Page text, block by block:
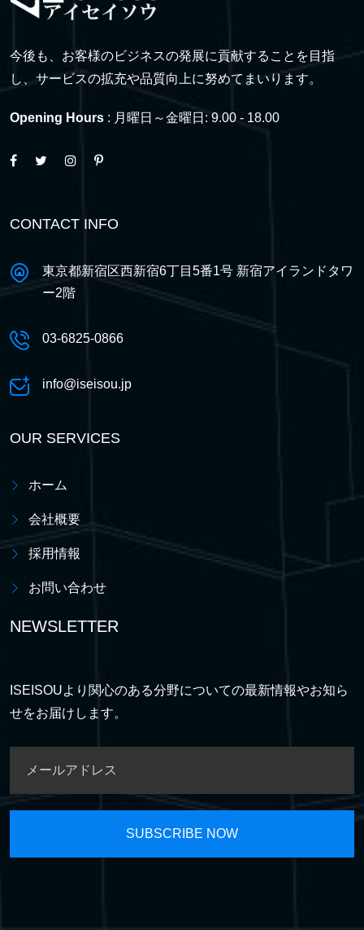
今後も、お客様のビジネスの発展に貢献することを目指
し、サービスの拡充や品質向上に努めてまいります。
Opening Hours : 月曜日～金曜日: 9.00 - 18.00
CONTACT INFO
東京都新宿区西新宿6丁目5番1号 新宿アイランドタワ
ー2階
03-6825-0866
info@iseisou.jp
OUR SERVICES
ホーム
会社概要
採用情報
お問い合わせ
NEWSLETTER
ISEISOUより関心のある分野についての最新情報やお知ら
せをお届けします。